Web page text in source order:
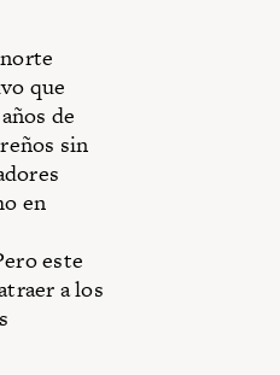
que
de
sin
en
este
a los